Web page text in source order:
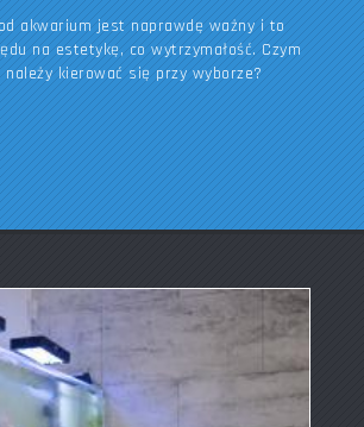
akwarium jest naprawdę ważny i to
na estetykę, co wytrzymałość. Czym
kierować się przy wyborze?